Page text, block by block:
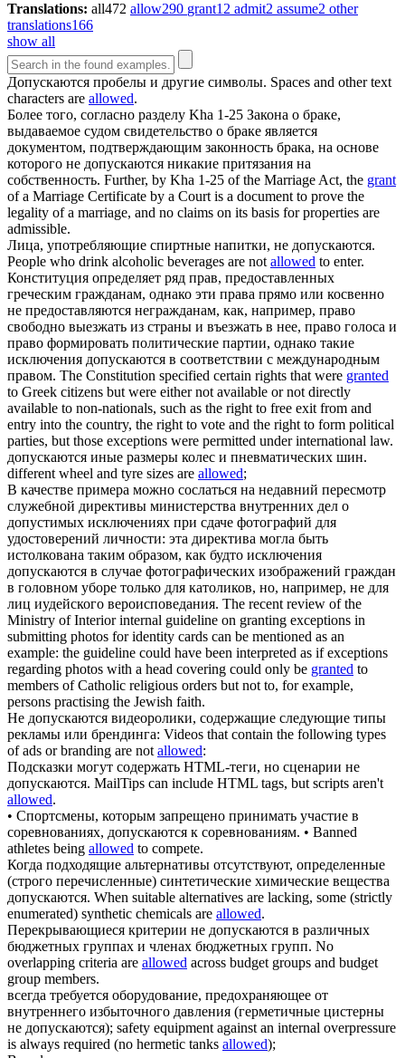
Translations: all472 allow290 grant12 admit2 assume2 other
translations166
show all
Допускаются пробелы и другие символы. Spaces and other text
characters are allowed.
Более того, согласно разделу Kha 1-25 Закона о браке,
выдаваемое судом свидетельство о браке является
документом, подтверждающим законность брака, на основе
которого не допускаются никакие притязания на
собственность. Further, by Kha 1-25 of the Marriage Act, the grant
of a Marriage Certificate by a Court is a document to prove the
legality of a marriage, and no claims on its basis for properties are
admissible.
Лица, употребляющие спиртные напитки, не допускаются.
People who drink alcoholic beverages are notallowed to enter.
Конституция определяет ряд прав, предоставленных
греческим гражданам, однако эти права прямо или косвенно
не предоставляются негражданам, как, например, право
свободно выезжать из страны и въезжать в нее, право голоса и
право формировать политические партии, однако такие
исключения допускаются в соответствии с международным
правом. The Constitution specified certain rights that were granted
to Greek citizens but were either not available or not directly
available to non-nationals, such as the right to free exit from and
entry into the country, the right to vote and the right to form political
parties, but those exceptions were permitted under international law.
допускаются иные размеры колес и пневматических шин.
different wheel and tyre sizes are allowed;
В качестве примера можно сослаться на недавний пересмотр
служебной директивы министерства внутренних дел о
допустимых исключениях при сдаче фотографий для
удостоверений личности: эта директива могла быть
истолкована таким образом, как будто исключения
допускаются в случае фотографических изображений граждан
в головном уборе только для католиков, но, например, не для
лиц иудейского вероисповедания. The recent review of the
Ministry of Interior internal guideline on granting exceptions in
submitting photos for identity cards can be mentioned as an
example: the guideline could have been interpreted as if exceptions
regarding photos with a head covering could only be granted to
members of Catholic religious orders but not to, for example,
persons practising the Jewish faith.
Не допускаются видеоролики, содержащие следующие типы
рекламы или брендинга: Videos that contain the following types
of ads or branding are notallowed:
Подсказки могут содержать HTML-теги, но сценарии не
допускаются. MailTips can include HTML tags, but scripts aren't
allowed.
• Спортсмены, которым запрещено принимать участие в
соревнованиях, допускаются к соревнованиям. • Banned
athletes being allowed to compete.
Когда подходящие альтернативы отсутствуют, определенные
(строго перечисленные) синтетические химические вещества
допускаются. When suitable alternatives are lacking, some (strictly
enumerated) synthetic chemicals are allowed.
Перекрывающиеся критерии не допускаются в различных
бюджетных группах и членах бюджетных групп. No
overlapping criteria are allowed across budget groups and budget
group members.
всегда требуется оборудование, предохраняющее от
внутреннего избыточного давления (герметичные цистерны
не допускаются); safety equipment against an internal overpressure
is always required (no hermetic tanks allowed);